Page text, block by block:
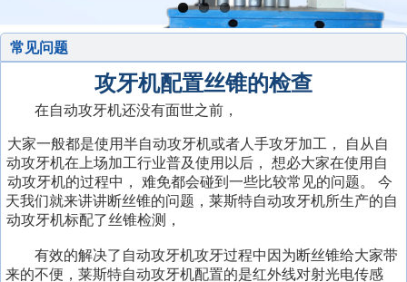
常见问题
攻牙机配置丝锥的检查
在自动攻牙机还没有面世之前，
湖
南
省
万
向
机
大家一般都是使用半自动攻牙机或者人手攻牙加工，
呼
伦
贝
尔
万
丝
自从自
动攻牙机在上场加工行业普及使用以后，
齐
河
县
攻
想必大家在使用自
动攻牙机的过程中，
南
昌
市
攻
难免都会碰到一些比较常见的问题。
德
阳
市
攻
今
天我们就来讲讲断丝锥的问题，莱斯特自动攻牙机所生产的自
动攻牙机标配了丝锥检测，
汕
攻
有效的解决了自动攻牙机攻牙过程中因为断丝锥给大家带
来的不便，莱斯特自动攻牙机配置的是红外线对射光电传感